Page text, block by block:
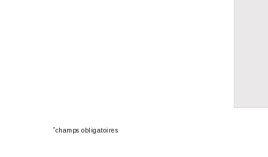
*champs obligatoires